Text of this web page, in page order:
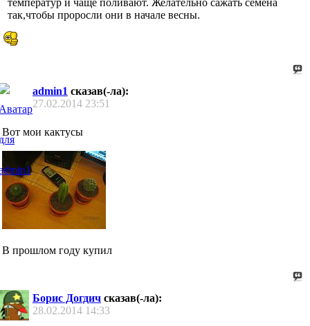
температур и чаще поливают. Желательно сажать семена
так,чтобы проросли они в начале весны.
admin1 сказав(-ла):
27.02.2014 23:51
Вот мои кактусы
В прошлом году купил
Борис Догдич сказав(-ла):
28.02.2014 14:33